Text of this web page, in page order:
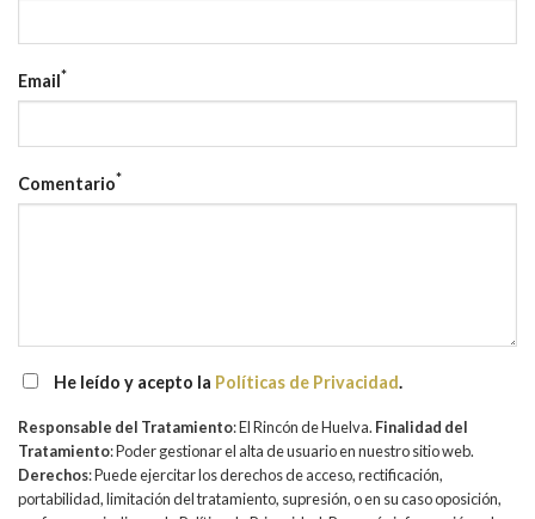
Email*
Comentario*
He leído y acepto la Políticas de Privacidad.
Responsable del Tratamiento: El Rincón de Huelva. Finalidad del
Tratamiento: Poder gestionar el alta de usuario en nuestro sitio web.
Derechos: Puede ejercitar los derechos de acceso, rectificación,
portabilidad, limitación del tratamiento, supresión, o en su caso oposición,